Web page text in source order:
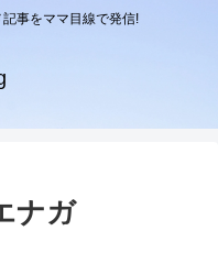
事をママ目線で発信!
ナガ